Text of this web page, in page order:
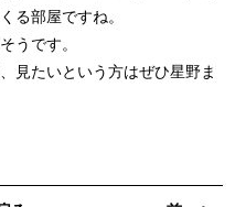
る部屋ですね。
うです。
見たいという方はぜひ星野ま